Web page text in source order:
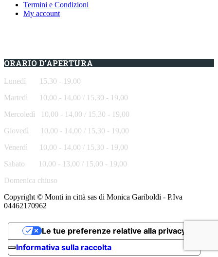
Termini e Condizioni
My account
ORARIO D'APERTURA
Lunedì 15,30 - 19,00
Martedì 10,00 - 14,00 / 15,30 - 19,00
Mercoledì
10,00 - 14,00 / 15,30 - 19,00
Giovedì
10,00 - 14,00 / 15,30 - 19,00
Venerdì
10,00 - 14,00 / 15,30 - 19,00
Sabato
10,00 - 13,00 / 15,00 - 19,00
Domenica chiuso
Copyright © Monti in città sas di Monica Gariboldi - P.Iva
04462170962
Informativa sulla raccolta
Le tue preferenze relative alla privacy